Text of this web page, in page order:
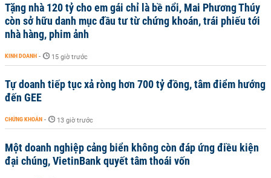
Tặng nhà 120 tỷ cho em gái chỉ là bề nổi, Mai Phương Thúy
còn sở hữu danh mục đầu tư từ chứng khoán, trái phiếu tới
nhà hàng, phim ảnh
KINH DOANH - 15 giờ trước
Tự doanh tiếp tục xả ròng hơn 700 tỷ đồng, tâm điểm hướng
đến GEE
CHỨNG KHOÁN - 13 giờ trước
Một doanh nghiệp cảng biển không còn đáp ứng điều kiện
đại chúng, VietinBank quyết tâm thoái vốn